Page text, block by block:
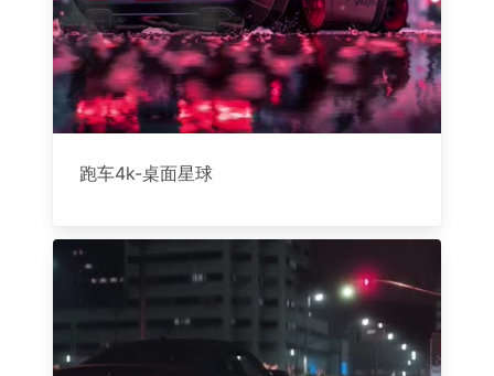
跑车4k-桌面星球